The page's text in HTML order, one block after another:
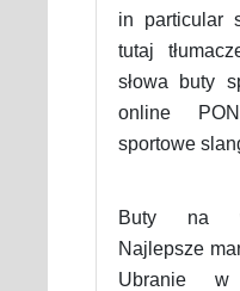
in particular
tutaj
słowa buty
online
sportowe
Buty na
Najlepsze
Ubranie w